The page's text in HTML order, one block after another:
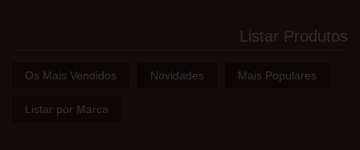
Listar Produtos
Os Mais Vendidos Novidades Mais Populares
Listar por Marca